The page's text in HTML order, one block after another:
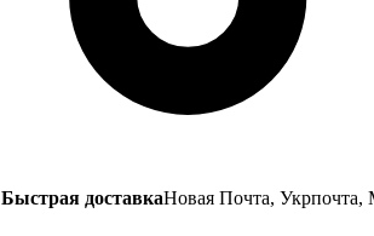
Быстрая доставкаНовая Почта, Укрпочта,